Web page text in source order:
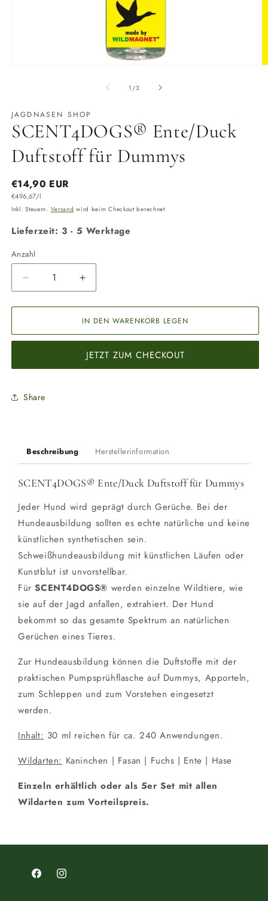
1 /von
3
JAGDNASEN SHOP
SCENT4DOGS® Ente/Duck
Duftstoff für Dummys
Normaler
Preis
€14,90 EUR
Grundpreis
€496,67/l
Inkl. Steuern. Versand wird beim Checkout berechnet
Lieferzeit: 3 - 5 Werktage
Anzahl
Anzahl
Verringere
die
Menge
SCENT4DOGS®
für
Erhöhe
die
Menge
für
SCENT4DOGS®
Duftstoff
für
IN DEN WARENKORB LEGEN
JETZT ZUM CHECKOUT
Share
Beschreibung Herstellerinformation
SCENT4DOGS® Ente/Duck Duftstoff für Dummys
Jeder Hund wird geprägt durch Gerüche. Bei der
Hundeausbildung sollten es echte natürliche und keine
künstlichen synthetischen sein.
Schweißhundeausbildung mit künstlichen Läufen oder
Kunstblut ist unvorstellbar.
FürSCENT4DOGS® werden einzelne Wildtiere, wie
sie auf der Jagd anfallen, extrahiert. Der Hund
bekommt so das gesamte Spektrum an natürlichen
Gerüchen eines Tieres.
Zur Hundeausbildung können die Duftstoffe mit der
praktischen Pumpsprühflasche auf Dummys, Apporteln,
zum Schleppen und zum Vorstehen eingesetzt
werden.
Inhalt: 30 ml reichen für ca. 240 Anwendungen.
Wildarten: Kaninchen | Fasan | Fuchs | Ente | Hase
Einzeln erhältlich oder als 5er Set mit allen
Wildarten zum Vorteilspreis.
FacebookInstagram